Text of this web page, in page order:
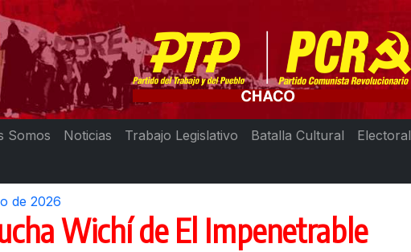
Somos Noticias Trabajo Legislativo Batalla Cultural
Electoral
de 2026
Wichí de El Impenetrable